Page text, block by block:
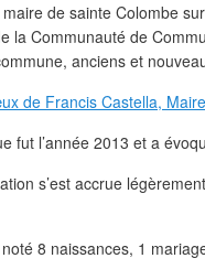
de sainte Colombe
la Communauté de
anciens et
fut l’année 2013 et a
s’est accrue
noté 8 naissances, 1